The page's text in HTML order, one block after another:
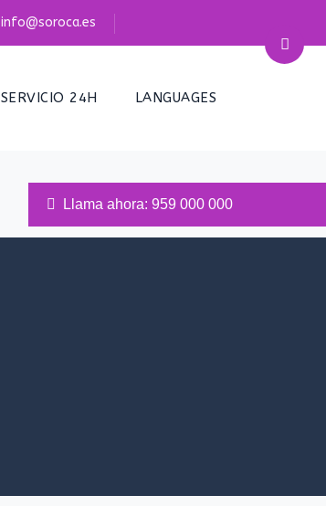
info@soroca.es
SERVICIO 24H LANGUAGES
Llama ahora: 959 000 000